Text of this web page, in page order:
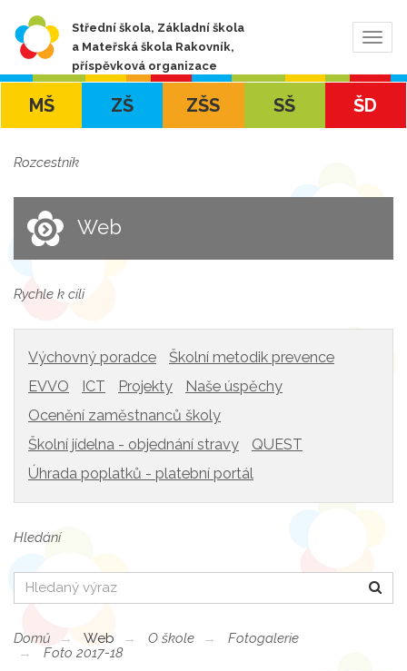
Střední škola, Základní škola
a Mateřská škola Rakovník,
příspěvková organizace
MŠ ZŠ ZŠS SŠ ŠD
Rozcestník
Web
Rychle k cíli
Výchovný poradce
Školní metodik prevence
EVVO
ICT Projekty
Naše úspěchy
Ocenění zaměstnanců školy
Školní jídelna - objednání stravy
QUEST
Úhrada poplatků - platební portál
Hledání
Hledat
Domů Web O škole
Fotogalerie
Foto 2017-18